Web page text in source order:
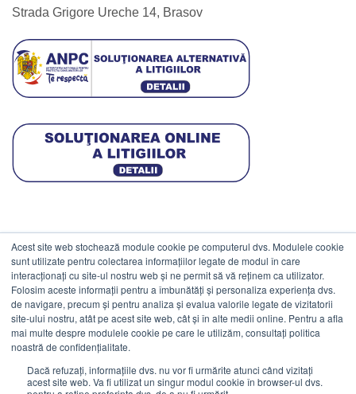
Acest site web stochează module cookie pe computerul dvs. Modulele cookie
sunt utilizate pentru colectarea informațiilor legate de modul în care
interacționați cu site-ul nostru web și ne permit să vă reținem ca utilizator.
Folosim aceste informații pentru a îmbunătăți și personaliza experiența dvs.
de navigare, precum și pentru analiza și evalua valorile legate de vizitatorii
site-ului nostru, atât pe acest site web, cât și în alte medii online. Pentru a afla
mai multe despre modulele cookie pe care le utilizăm, consultați politica
noastră de confidențialitate.
Dacă refuzați, informațiile dvs. nu vor fi urmărite atunci când vizitați
acest site web. Va fi utilizat un singur modul cookie în browser-ul dvs.
Strada Grigore Ureche 14, Brasov
DATE COMERCIALE
ESTICO S.R.L.
CIF: RO1094402.
Reg.Com: J08/469/1991.